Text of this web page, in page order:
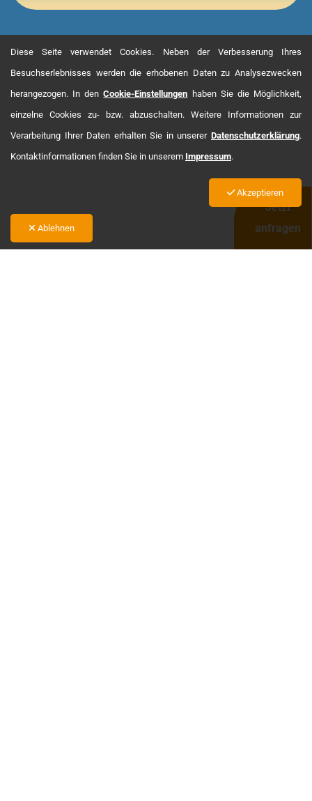
Jetzt
anfragen
Diese Seite verwendet Cookies. Neben der Verbesserung Ihres
Besuchserlebnisses werden die erhobenen Daten zu Analysezwecken
herangezogen. In denCookie-Einstellungen haben Sie die Möglichkeit,
einzelne Cookies zu- bzw. abzuschalten. Weitere Informationen zur
Verarbeitung Ihrer Daten erhalten Sie in unserer Datenschutzerklärung.
Kontaktinformationen finden Sie in unserem Impressum.
Akzeptieren
Ablehnen